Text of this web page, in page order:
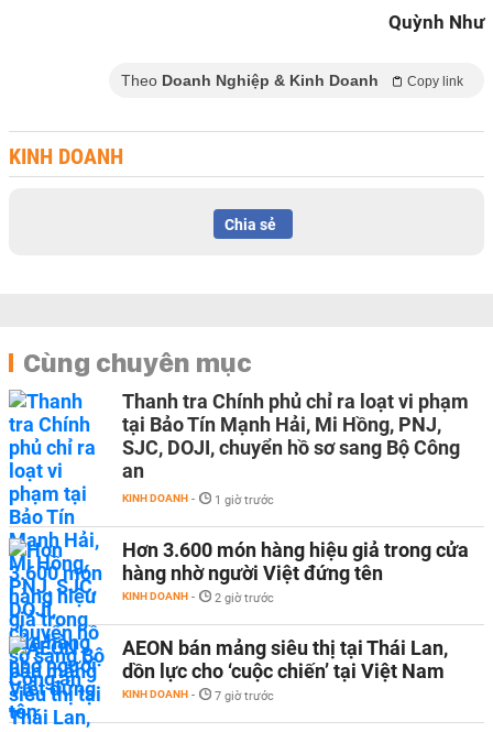
Quỳnh Như
Theo Doanh Nghiệp & Kinh Doanh Copy link
KINH DOANH
Chia sẻ
Cùng chuyên mục
Thanh tra Chính phủ chỉ ra loạt vi phạm
tại Bảo Tín Mạnh Hải, Mi Hồng, PNJ,
SJC, DOJI, chuyển hồ sơ sang Bộ Công
an
KINH DOANH - 1 giờ trước
Hơn 3.600 món hàng hiệu giả trong cửa
hàng nhờ người Việt đứng tên
KINH DOANH - 2 giờ trước
AEON bán mảng siêu thị tại Thái Lan,
dồn lực cho ‘cuộc chiến’ tại Việt Nam
KINH DOANH - 7 giờ trước